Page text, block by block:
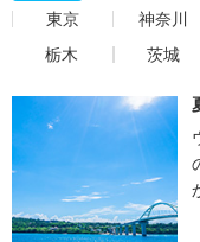
東京
神奈川
栃木
茨城